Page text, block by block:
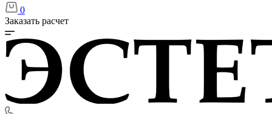
0
Заказать расчет